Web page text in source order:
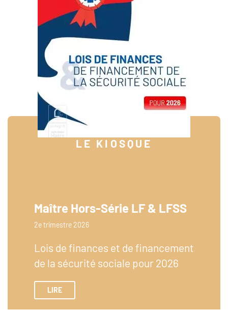
LE KIOSQUE
Maître Hors-Série LF & LFSS
2e trimestre 2026
Lois de finances et de financement
de la sécurité sociale pour 2026
LIRE